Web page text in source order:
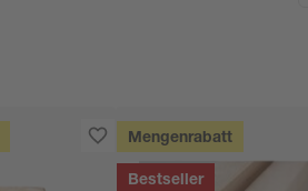
Mengenrabatt
Bestseller